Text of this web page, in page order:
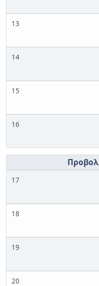
13
14
15
16
17
18
19
20